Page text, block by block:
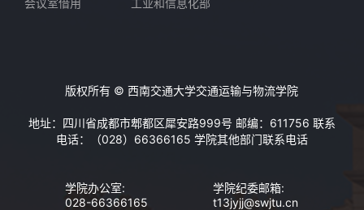
会议室借用
工业和信息化部
版权所有 © 西南交通大学交通运输与物流学院
地址：四川省成都市郫都区犀安路999号 邮编：611756 联系
电话：（028）66366165 学院其他部门联系电话
学院办公室:
028-66366165
学院纪委邮箱:
t13jyjj@swjtu.cn